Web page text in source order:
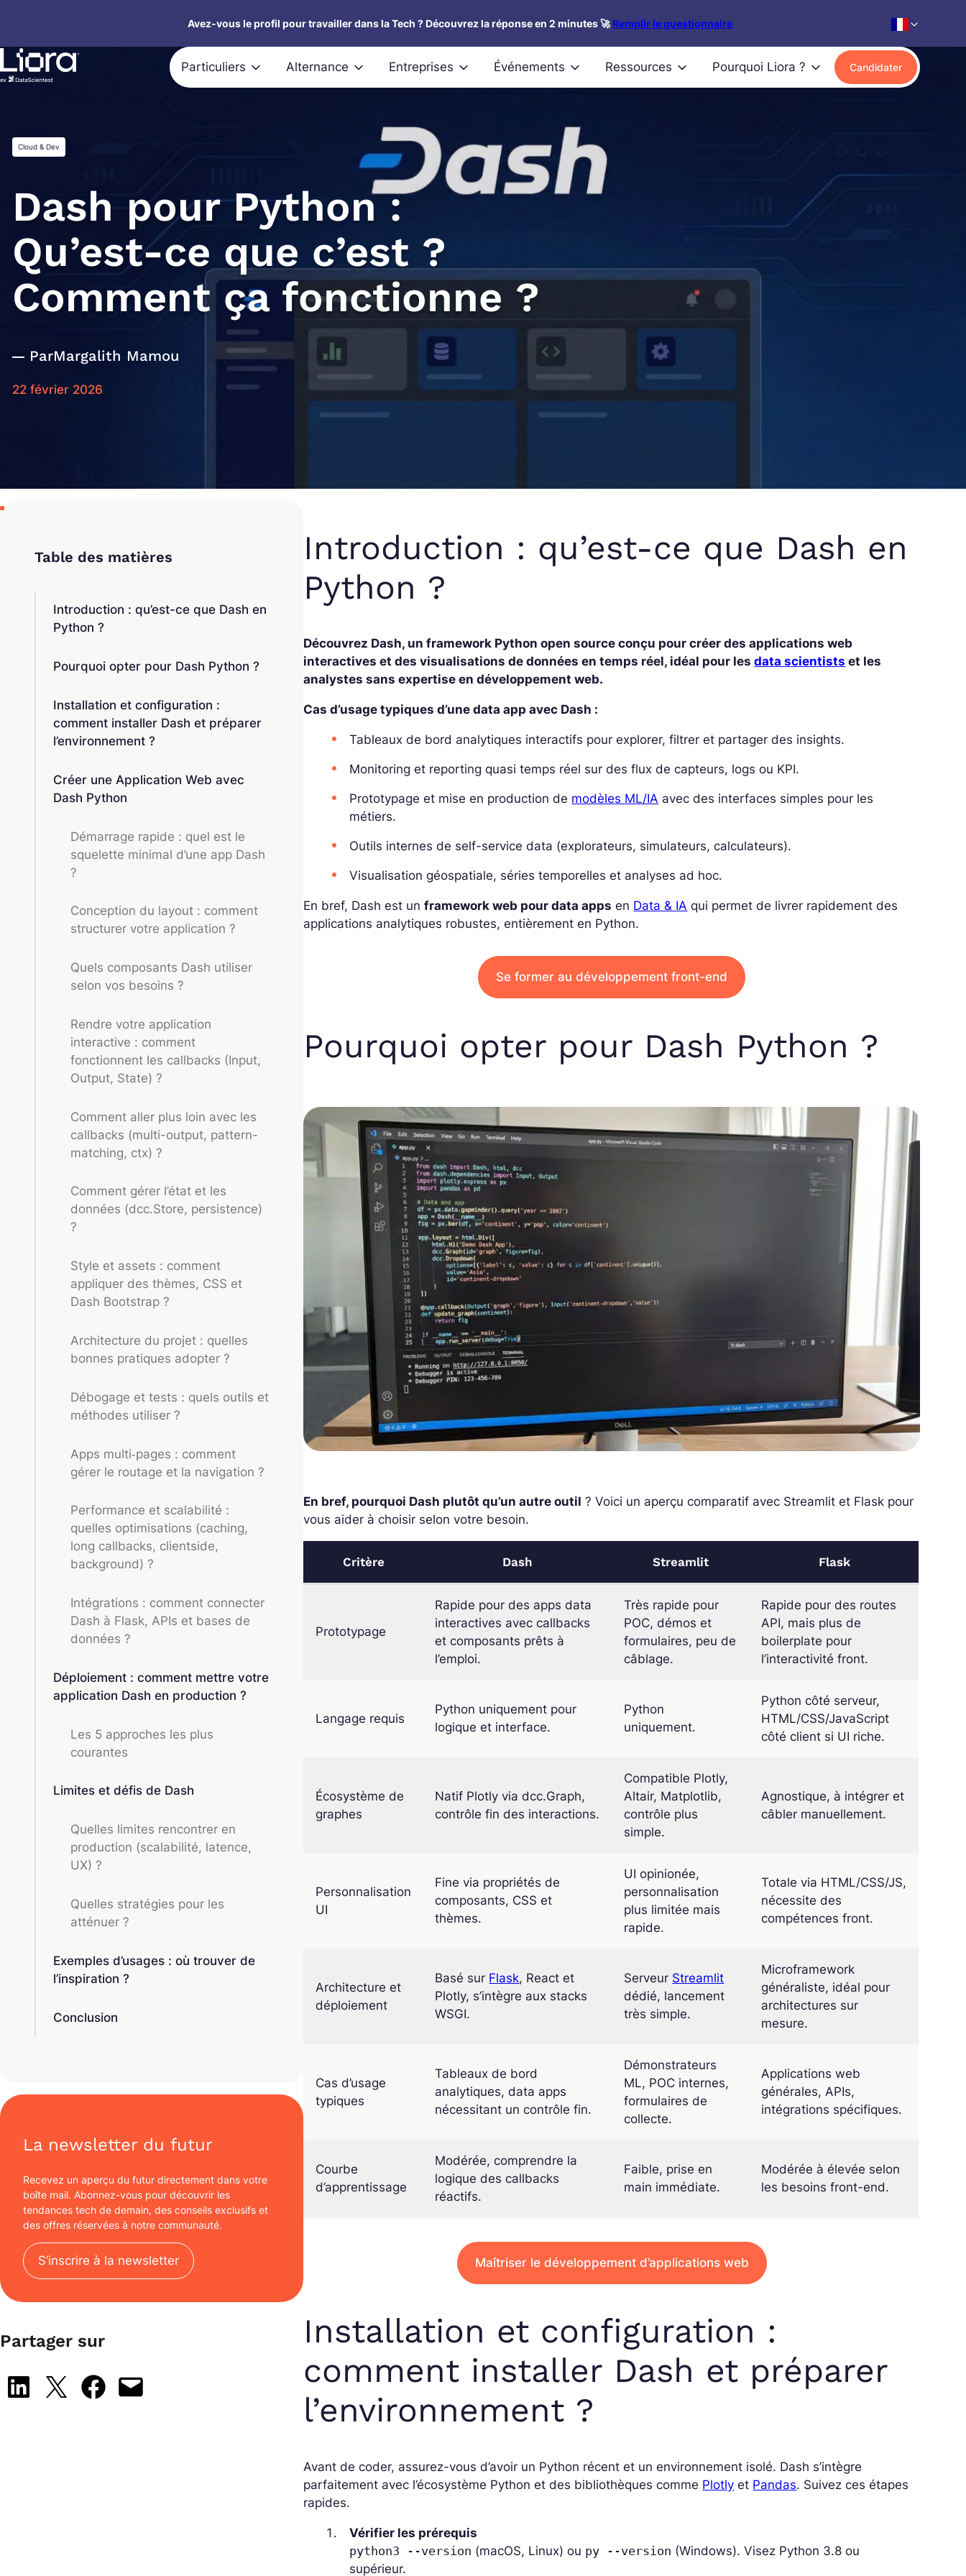
contenu
Avez-vous le profil pour travailler dans la Tech ? Découvrez la réponse en 2 minutes 🚀Remplir le questionnaire
Particuliers Alternance Entreprises Événements Ressources Pourquoi Liora ? Candidater
Cloud & Dev
Dash pour Python :
Qu’est-ce que c’est ?
Comment ça fonctionne ?
ParMargalith Mamou
22 février 2026
Introduction : qu’est-ce que Dash en
Python ?
Pourquoi opter pour Dash Python ?
Installation et configuration :
comment installer Dash et préparer
l’environnement ?
Créer une Application Web avec
Dash Python
Démarrage rapide : quel est le
squelette minimal d’une app Dash
?
Conception du layout : comment
structurer votre application ?
Quels composants Dash utiliser
selon vos besoins ?
Rendre votre application
interactive : comment
fonctionnent les callbacks (Input,
Output, State) ?
Comment aller plus loin avec les
callbacks (multi-output, pattern-
matching, ctx) ?
Comment gérer l’état et les
données (dcc.Store, persistence)
?
Style et assets : comment
appliquer des thèmes, CSS et
Dash Bootstrap ?
Architecture du projet : quelles
bonnes pratiques adopter ?
Débogage et tests : quels outils et
méthodes utiliser ?
Apps multi‑pages : comment
gérer le routage et la navigation ?
Performance et scalabilité :
quelles optimisations (caching,
long callbacks, clientside,
background) ?
Intégrations : comment connecter
Dash à Flask, APIs et bases de
données ?
Déploiement : comment mettre votre
application Dash en production ?
Les 5 approches les plus
courantes
Limites et défis de Dash
Quelles limites rencontrer en
production (scalabilité, latence,
UX) ?
Quelles stratégies pour les
atténuer ?
Exemples d’usages : où trouver de
l’inspiration ?
Conclusion
La newsletter du futur
Recevez un aperçu du futur directement dans votre
boîte mail. Abonnez-vous pour découvrir les
tendances tech de demain, des conseils exclusifs et
des offres réservées à notre communauté.
S’inscrire à la newsletter
Partager sur
Share on LinkedIn
Share on X Share on Facebook
Email this Page
Introduction : qu’est-ce que Dash en
Python ?
Découvrez Dash, un framework Python open source conçu pour créer des applications web
interactives et des visualisations de données en temps réel, idéal pour lesdata scientists et les
analystes sans expertise en développement web.
Cas d’usage typiques d’une data app avec Dash :
Tableaux de bord analytiques interactifs pour explorer, filtrer et partager des insights.
Monitoring et reporting quasi temps réel sur des flux de capteurs, logs ou KPI.
Prototypage et mise en production de modèles ML/IA avec des interfaces simples pour les
métiers.
Outils internes de self-service data (explorateurs, simulateurs, calculateurs).
Visualisation géospatiale, séries temporelles et analyses ad hoc.
En bref, Dash est unframework web pour data apps en Data & IA qui permet de livrer rapidement des
applications analytiques robustes, entièrement en Python.
Se former au développement front-end
Pourquoi opter pour Dash Python ?
En bref, pourquoi Dash plutôt qu’un autre outil ? Voici un aperçu comparatif avec Streamlit et Flask pour
vous aider à choisir selon votre besoin.
Critère Dash Streamlit Flask
Prototypage
Rapide pour des apps data
interactives avec callbacks
et composants prêts à
l’emploi.
Très rapide pour
POC, démos et
formulaires, peu de
câblage.
Rapide pour des routes
API, mais plus de
boilerplate pour
l’interactivité front.
Langage requis
Python uniquement pour
logique et interface.
Python
uniquement.
Python côté serveur,
HTML/CSS/JavaScript
côté client si UI riche.
Écosystème de
graphes
Natif Plotly via dcc.Graph,
contrôle fin des interactions.
Compatible Plotly,
Altair, Matplotlib,
contrôle plus
simple.
Agnostique, à intégrer et
câbler manuellement.
Personnalisation
UI
Fine via propriétés de
composants, CSS et
thèmes.
UI opinionée,
personnalisation
plus limitée mais
rapide.
Totale via HTML/CSS/JS,
nécessite des
compétences front.
Architecture et
déploiement
Basé sur Flask, React et
Plotly, s’intègre aux stacks
WSGI.
Serveur Streamlit
dédié, lancement
très simple.
Microframework
généraliste, idéal pour
architectures sur
mesure.
Cas d’usage
typiques
Tableaux de bord
analytiques, data apps
nécessitant un contrôle fin.
Démonstrateurs
ML, POC internes,
formulaires de
collecte.
Applications web
générales, APIs,
intégrations spécifiques.
Courbe
d’apprentissage
Modérée, comprendre la
logique des callbacks
réactifs.
Faible, prise en
main immédiate.
Modérée à élevée selon
les besoins front-end.
Maîtriser le développement d’applications web
Installation et configuration :
comment installer Dash et préparer
l’environnement ?
Avant de coder, assurez-vous d’avoir un Python récent et un environnement isolé. Dash s’intègre
parfaitement avec l’écosystème Python et des bibliothèques comme Plotly et Pandas. Suivez ces étapes
rapides.
Vérifier les prérequis
python3 --version (macOS, Linux) ou py --version (Windows). Visez Python 3.8 ou
supérieur.